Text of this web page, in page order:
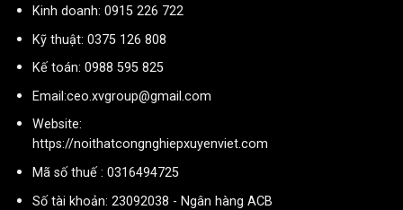
Kinh doanh: 0915 226 722
Kỹ thuật: 0375 126 808
Kế toán: 0988 595 825
Email:ceo.xvgroup@gmail.com
Website:
https://noithatcongnghiepxuyenviet.com
Mã số thuế : 0316494725
Số tài khoản: 23092038 - Ngân hàng ACB